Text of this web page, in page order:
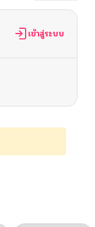
เข้าสู่ระบบ